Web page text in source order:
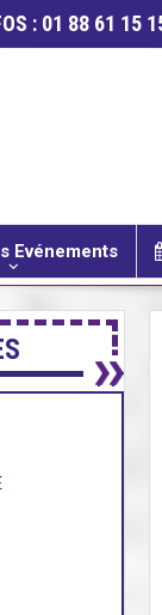
: 01 88 61 15
Evénements